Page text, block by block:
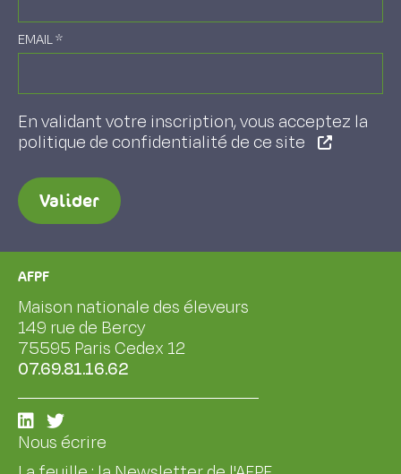
EMAIL*
En validant votre inscription, vous acceptez la
politique de confidentialité de ce site
Valider
AFPF
Maison nationale des éleveurs
149 rue de Bercy
75595 Paris Cedex 12
07.69.81.16.62
Nous écrire